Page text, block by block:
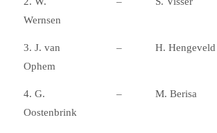
Wernsen
3. J. van
Ophem
– H. Hengeveld
4. G.
Oostenbrink
– M. Berisa